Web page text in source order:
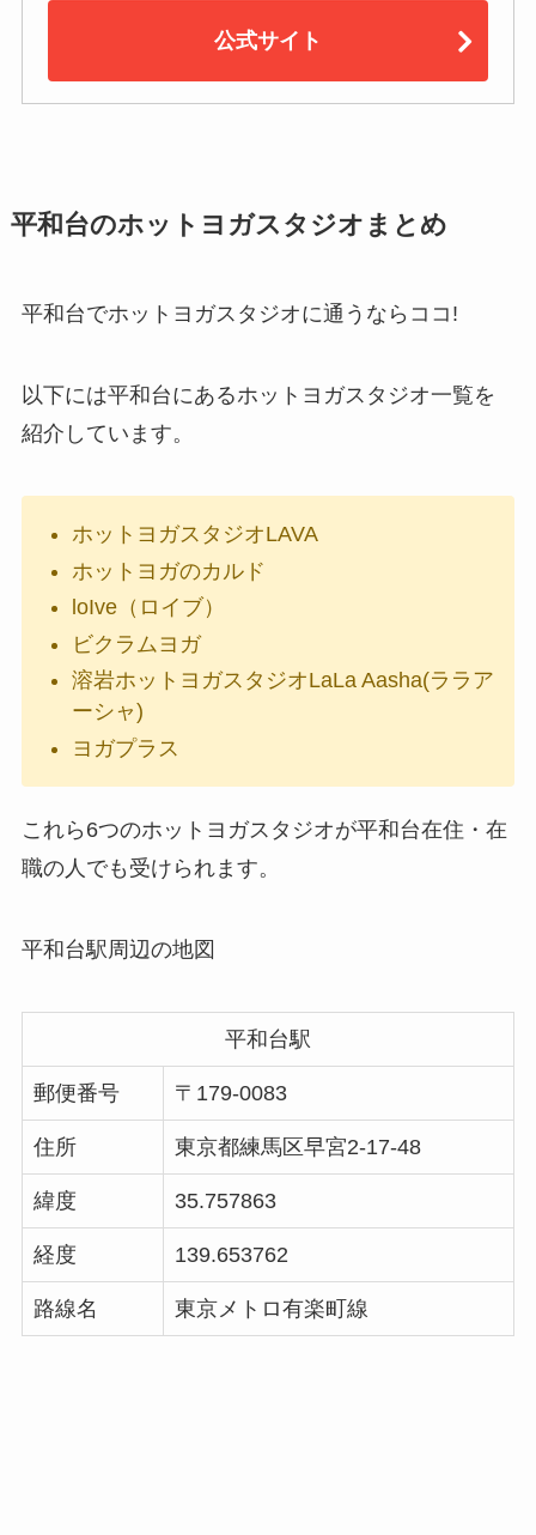
公式サイト
平和台のホットヨガスタジオまとめ
平和台でホットヨガスタジオに通うならココ!
以下には平和台にあるホットヨガスタジオ一覧を
紹介しています。
ホットヨガスタジオLAVA
ホットヨガのカルド
loIve（ロイブ）
ビクラムヨガ
溶岩ホットヨガスタジオLaLa Aasha(ララア
ーシャ)
ヨガプラス
これら6つのホットヨガスタジオが平和台在住・在
職の人でも受けられます。
平和台駅周辺の地図
平和台駅
郵便番号 〒179-0083
住所 東京都練馬区早宮2-17-48
緯度 35.757863
経度 139.653762
路線名 東京メトロ有楽町線